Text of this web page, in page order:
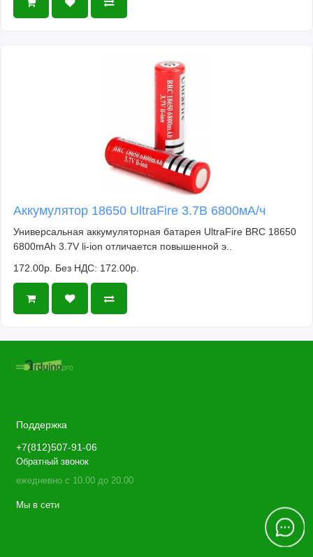
Аккумулятор 18650 UltraFire 3.7В 6800мА/ч
Универсальная аккумуляторная батарея UltraFire BRC 18650
6800mAh 3.7V li-ion отличается повышенной э..
172.00р. Без НДС: 172.00р.
Поддержка
+7(812)507-91-06
Обратный звонок
ежедневно с 10.00 до 20.00
Мы в сети